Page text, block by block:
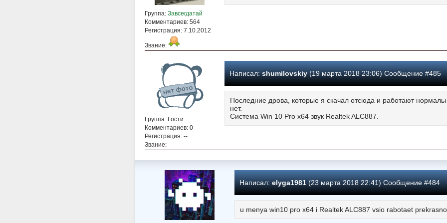
Группа: Завсегдатай
Комментариев: 564
Регистрация: 7.10.2012
Звание:
Группа: Гости
Комментариев: 0
Регистрация: --
Звание:
Написал: shumilovskiy(19 марта 2018 23:06) Сообщение #485
Последние дрова, которые я скачал отсюда и работают
нет.
Система Win 10 Pro х64 звук Realtek ALC887.
Написал: elyga1981(23 марта 2018 22:41) Сообщение #484
u menya win10 pro x64 i Realtek ALC887 vsio rabotaet